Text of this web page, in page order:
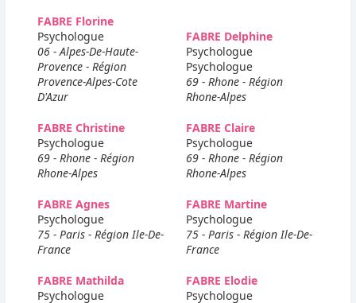
FABRE Florine
Psychologue
06 - Alpes-De-Haute-
Provence - Région
Provence-Alpes-Cote
D'Azur
FABRE Delphine
Psychologue
Psychologue
69 - Rhone - Région
Rhone-Alpes
FABRE Christine
Psychologue
69 - Rhone - Région
Rhone-Alpes
FABRE Claire
Psychologue
69 - Rhone - Région
Rhone-Alpes
FABRE Agnes
Psychologue
75 - Paris - Région Ile-De-
France
FABRE Martine
Psychologue
75 - Paris - Région Ile-De-
France
FABRE Mathilda
Psychologue
FABRE Elodie
Psychologue